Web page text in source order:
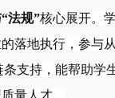
法规”核心展开。
落地执行，参与
支持，能帮助学
量人才。